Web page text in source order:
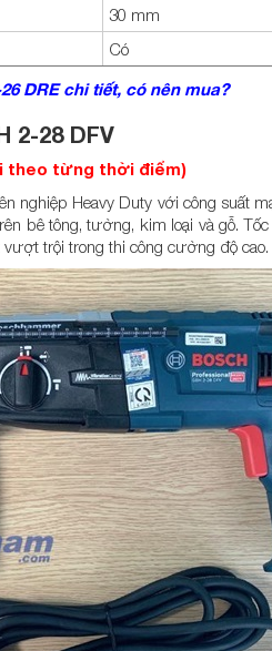
30 mm
Có
DRE chi tiết, có nên mua?
2-28 DFV
theo từng thời điểm)
nghiệp Heavy Duty với công suất
bê tông, tường, kim loại và gỗ.
trội trong thi công cường độ cao.